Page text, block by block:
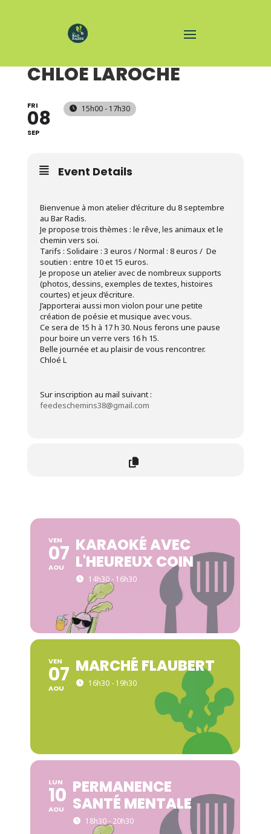
CHLOÉ LAROCHE
FRI
08
SEP
15h00 - 17h30
Event Details
Bienvenue à mon atelier d’écriture du 8 septembre
au Bar Radis.
Je propose trois thèmes : le rêve, les animaux et le
chemin vers soi.
Tarifs : Solidaire : 3 euros / Normal : 8 euros / De
soutien : entre 10 et 15 euros.
Je propose un atelier avec de nombreux supports
(photos, dessins, exemples de textes, histoires
courtes) et jeux d’écriture.
J’apporterai aussi mon violon pour une petite
création de poésie et musique avec vous.
Ce sera de 15 h à 17 h 30. Nous ferons une pause
pour boire un verre vers 16 h 15.
Belle journée et au plaisir de vous rencontrer.
Chloé L
Sur inscription au mail suivant :
feedeschemins38@gmail.com
VEN
07
AOU
KARAOKÉ AVEC
L'HEUREUX COIN
14h30 - 16h30
VEN
07
AOU
MARCHÉ FLAUBERT
16h30 - 19h30
LUN
10
AOU
PERMANENCE
SANTÉ MENTALE
18h30 - 20h30